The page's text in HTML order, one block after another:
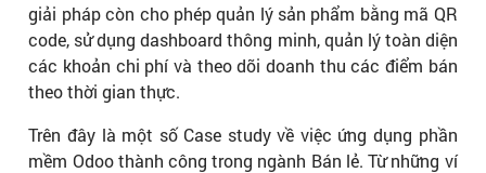
giải pháp còn cho phép quản lý sản phẩm bằng mã QR
code, sử dụng dashboard thông minh, quản lý toàn diện
các khoản chi phí và theo dõi doanh thu các điểm bán
theo thời gian thực.
Trên đây là một số Case study về việc ứng dụng phần
mềm Odoo thành công trong ngành Bán lẻ. Từ những ví